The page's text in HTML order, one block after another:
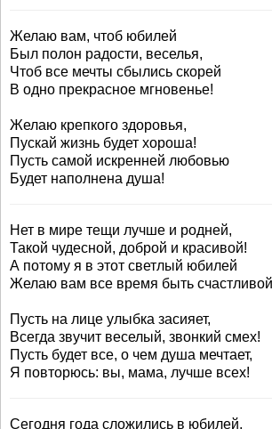
Желаю вам, чтоб юбилей
Был полон радости, веселья,
Чтоб все мечты сбылись скорей
В одно прекрасное мгновенье!
Желаю крепкого здоровья,
Пускай жизнь будет хороша!
Пусть самой искренней любовью
Будет наполнена душа!
Нет в мире тещи лучше и родней,
Такой чудесной, доброй и красивой!
А потому я в этот светлый юбилей
Желаю вам все время быть
Пусть на лице улыбка засияет,
Всегда звучит веселый, звонкий смех!
Пусть будет все, о чем душа мечтает,
Я повторюсь: вы, мама, лучше всех!
Сегодня года сложились в юбилей,